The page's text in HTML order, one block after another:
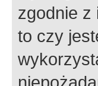
zgodnie z
to czy